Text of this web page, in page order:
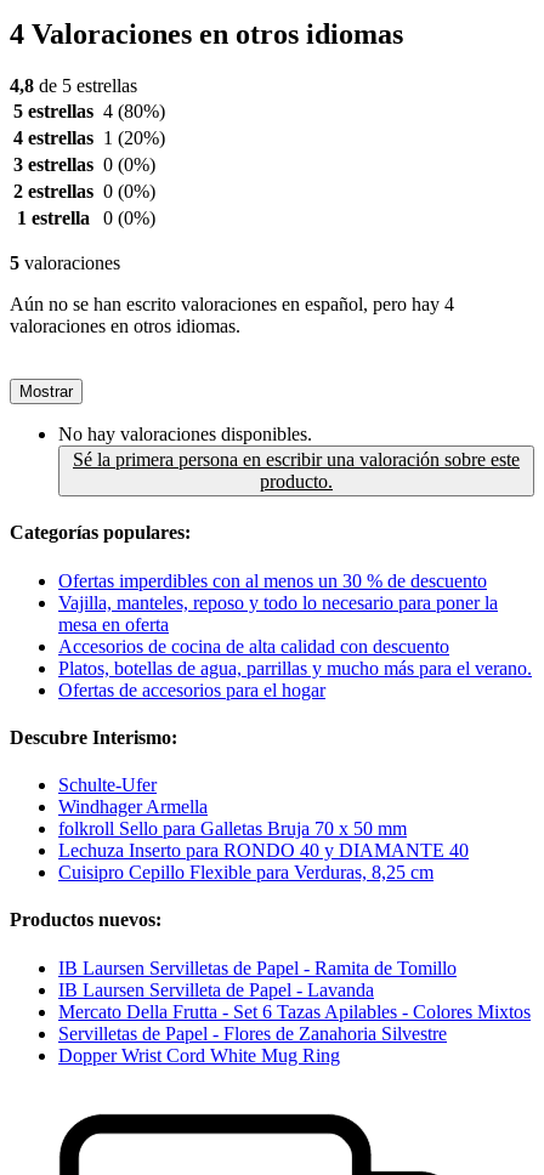
4 Valoraciones en otros idiomas
4,8 de 5 estrellas
5 estrellas 4 (80%)
4 estrellas 1 (20%)
3 estrellas 0 (0%)
2 estrellas 0 (0%)
1 estrella
0 (0%)
5 valoraciones
Aún no se han escrito valoraciones en español, pero hay 4
valoraciones en otros idiomas.
Mostrar
No hay valoraciones disponibles.
Sé la primera persona en escribir una valoración sobre este
producto.
Categorías populares:
Ofertas imperdibles con al menos un 30 % de descuento
Vajilla, manteles, reposo y todo lo necesario para poner la
mesa en oferta
Accesorios de cocina de alta calidad con descuento
Platos, botellas de agua, parrillas y mucho más para el verano.
Ofertas de accesorios para el hogar
Descubre Interismo:
Schulte-Ufer
Windhager Armella
folkroll Sello para Galletas Bruja 70 x 50 mm
Lechuza Inserto para RONDO 40 y DIAMANTE 40
Cuisipro Cepillo Flexible para Verduras, 8,25 cm
Productos nuevos:
IB Laursen Servilletas de Papel - Ramita de Tomillo
IB Laursen Servilleta de Papel - Lavanda
Mercato Della Frutta - Set 6 Tazas Apilables - Colores Mixtos
Servilletas de Papel - Flores de Zanahoria Silvestre
Dopper Wrist Cord White Mug Ring